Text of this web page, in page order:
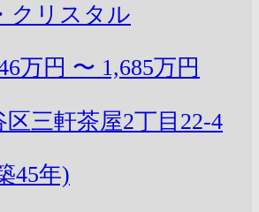
クリスタル
万円 〜 1,685万円
三軒茶屋2丁目22-4
45年)